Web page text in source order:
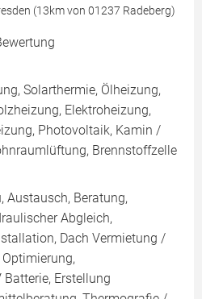
(13km von 01237 Radeberg)
Solarthermie, Ölheizung,
Elektroheizung,
Photovoltaik, Kamin /
Brennstoffzelle
Austausch, Beratung,
Abgleich,
Dach Vermietung /
Erstellung